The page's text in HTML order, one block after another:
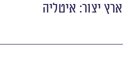
ארץ יצור: איטליה